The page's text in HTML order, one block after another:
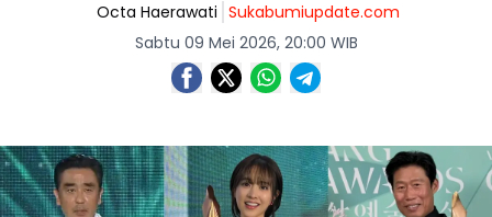
Octa Haerawati Sukabumiupdate.com
Sabtu 09 Mei 2026, 20:00 WIB